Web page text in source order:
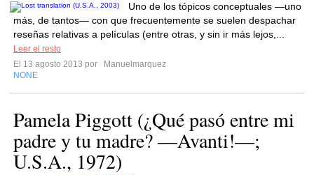
Uno de los tópicos conceptuales —uno
más, de tantos— con que frecuentemente se suelen despachar
reseñas relativas a películas (entre otras, y sin ir más lejos,...
Leer el resto
El 13 agosto 2013 por
Manuelmarquez
NONE
Pamela Piggott (¿Qué pasó entre mi
padre y tu madre? —Avanti!—;
U.S.A., 1972)